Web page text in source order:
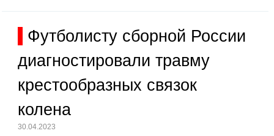
Футболисту сборной России
диагностировали травму
крестообразных связок
колена
30.04.2023